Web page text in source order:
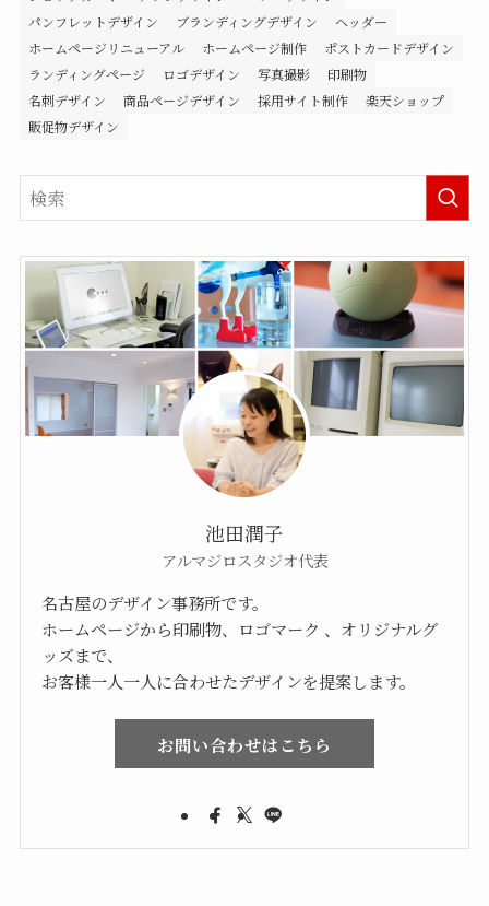
パンフレットデザイン
ブランディングデザイン
ヘッダー
ホームページリニューアル
ホームページ制作
ポストカードデザイン
ランディングページ
ロゴデザイン 写真撮影
印刷物
名刺デザイン
商品ページデザイン 採用サイト制作
楽天ショップ
販促物デザイン
池田潤子
アルマジロスタジオ代表
名古屋のデザイン事務所です。
ホームページから印刷物、ロゴマーク 、オリジナルグ
ッズまで、
お客様一人一人に合わせたデザインを提案します。
お問い合わせはこちら